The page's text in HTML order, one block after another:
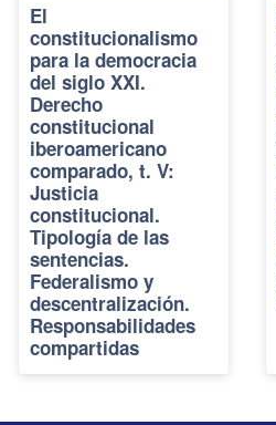
El
constitucionalismo
para la democracia
del siglo XXI.
Derecho
constitucional
iberoamericano
comparado, t. V:
Justicia
constitucional.
Tipología de las
sentencias.
Federalismo y
descentralización.
Responsabilidades
compartidas